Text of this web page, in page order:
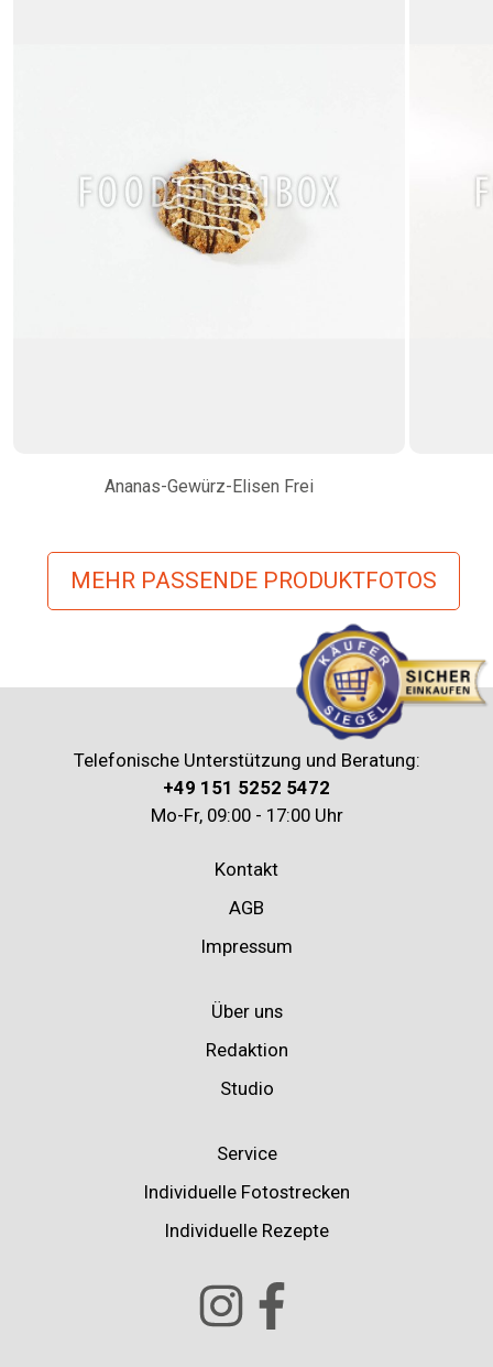
Ananas-Gewürz-Elisen Frei
MEHR PASSENDE PRODUKTFOTOS
Telefonische Unterstützung und Beratung:
+49 151 5252 5472
Mo-Fr, 09:00 - 17:00 Uhr
Kontakt
AGB
Impressum
Über uns
Redaktion
Studio
Service
Individuelle Fotostrecken
Individuelle Rezepte